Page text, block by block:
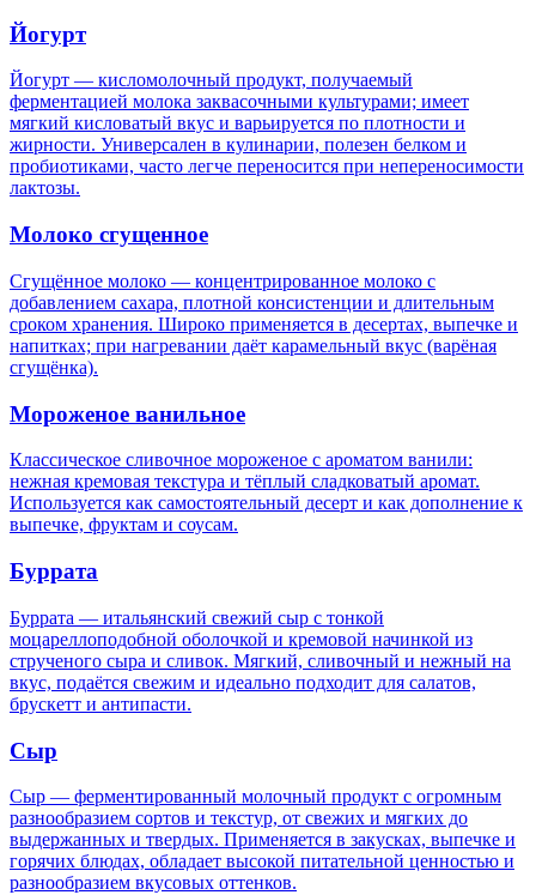
Йогурт
Йогурт — кисломолочный продукт, получаемый
ферментацией молока заквасочными культурами; имеет
мягкий кисловатый вкус и варьируется по плотности и
жирности. Универсален в кулинарии, полезен белком и
пробиотиками, часто легче переносится при непереносимости
лактозы.
Молоко сгущенное
Сгущённое молоко — концентрированное молоко с
добавлением сахара, плотной консистенции и длительным
сроком хранения. Широко применяется в десертах, выпечке и
напитках; при нагревании даёт карамельный вкус (варёная
сгущёнка).
Мороженое ванильное
Классическое сливочное мороженое с ароматом ванили:
нежная кремовая текстура и тёплый сладковатый аромат.
Используется как самостоятельный десерт и как дополнение к
выпечке, фруктам и соусам.
Буррата
Буррата — итальянский свежий сыр с тонкой
моцареллоподобной оболочкой и кремовой начинкой из
струченого сыра и сливок. Мягкий, сливочный и нежный на
вкус, подаётся свежим и идеально подходит для салатов,
брускетт и антипасти.
Сыр
Сыр — ферментированный молочный продукт с огромным
разнообразием сортов и текстур, от свежих и мягких до
выдержанных и твердых. Применяется в закусках, выпечке и
горячих блюдах, обладает высокой питательной ценностью и
разнообразием вкусовых оттенков.